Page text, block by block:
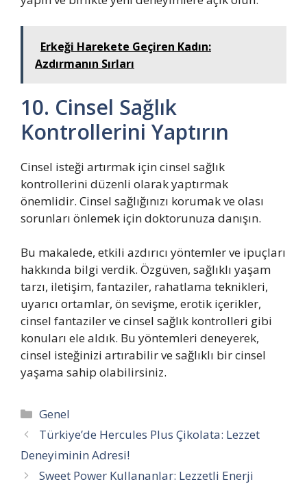
Erkeği Harekete Geçiren Kadın:
Azdırmanın Sırları
10. Cinsel Sağlık
Kontrollerini Yaptırın
Cinsel isteği artırmak için cinsel sağlık
kontrollerini düzenli olarak yaptırmak
önemlidir. Cinsel sağlığınızı korumak ve olası
sorunları önlemek için doktorunuza danışın.
Bu makalede, etkili azdırıcı yöntemler ve ipuçları
hakkında bilgi verdik. Özgüven, sağlıklı yaşam
tarzı, iletişim, fantaziler, rahatlama teknikleri,
uyarıcı ortamlar, ön sevişme, erotik içerikler,
cinsel fantaziler ve cinsel sağlık kontrolleri gibi
konuları ele aldık. Bu yöntemleri deneyerek,
cinsel isteğinizi artırabilir ve sağlıklı bir cinsel
yaşama sahip olabilirsiniz.
Kategoriler
Genel
Türkiye’de Hercules Plus Çikolata: Lezzet
Deneyiminin Adresi!
Sweet Power Kullananlar: Lezzetli Enerji